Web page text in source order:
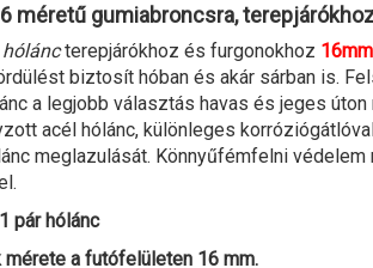
méretű gumiabroncsra,
hóláncterepjárókhoz és furgonokhoz 16mm
biztosít hóban és akár sárban is.
a legjobb választás havas és jeges
acél hólánc, különleges
meglazulását. Könnyűfémfelni
pár hólánc
a futófelületen 16 mm.